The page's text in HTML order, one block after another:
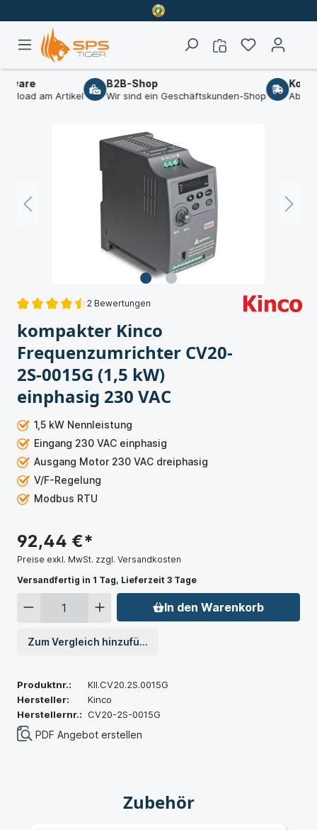
am Artikel
B2B-Shop
Wir sind ein Geschäftskunden-Shop Ab
2 Bewertungen
kompakter Kinco
Frequenzumrichter CV20-
2S-0015G (1,5 kW)
einphasig 230 VAC
1,5 kW Nennleistung
Eingang 230 VAC einphasig
Ausgang Motor 230 VAC dreiphasig
V/F-Regelung
Modbus RTU
92,44 €*
Preise exkl. MwSt. zzgl. Versandkosten
Versandfertig in 1 Tag, Lieferzeit 3 Tage
In den Warenkorb
Zum Vergleich hinzufügen
Produktnr.:
KII.CV20.2S.0015G
Hersteller:
Kinco
Herstellernr.: CV20-2S-0015G
PDF Angebot erstellen
Zubehör